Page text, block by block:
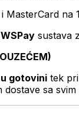
MasterCard na
sustava
gotovini tek
sa svim